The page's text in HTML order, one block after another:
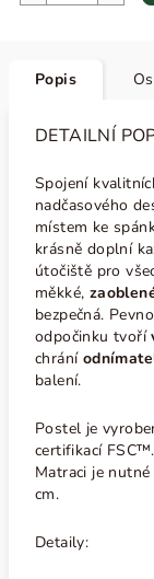
Popis
DETAILNÍ
Spojení
nadčasového
místem ke
krásně doplní
útočiště pro
měkké,
bezpečná.
odpočinku tvoří
chrání
balení.
Postel je
certifikací
Matraci je
cm.
Detaily: